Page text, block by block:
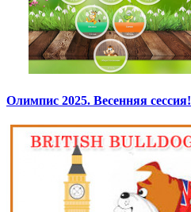
Олимпис 2025. Весенняя сессия!